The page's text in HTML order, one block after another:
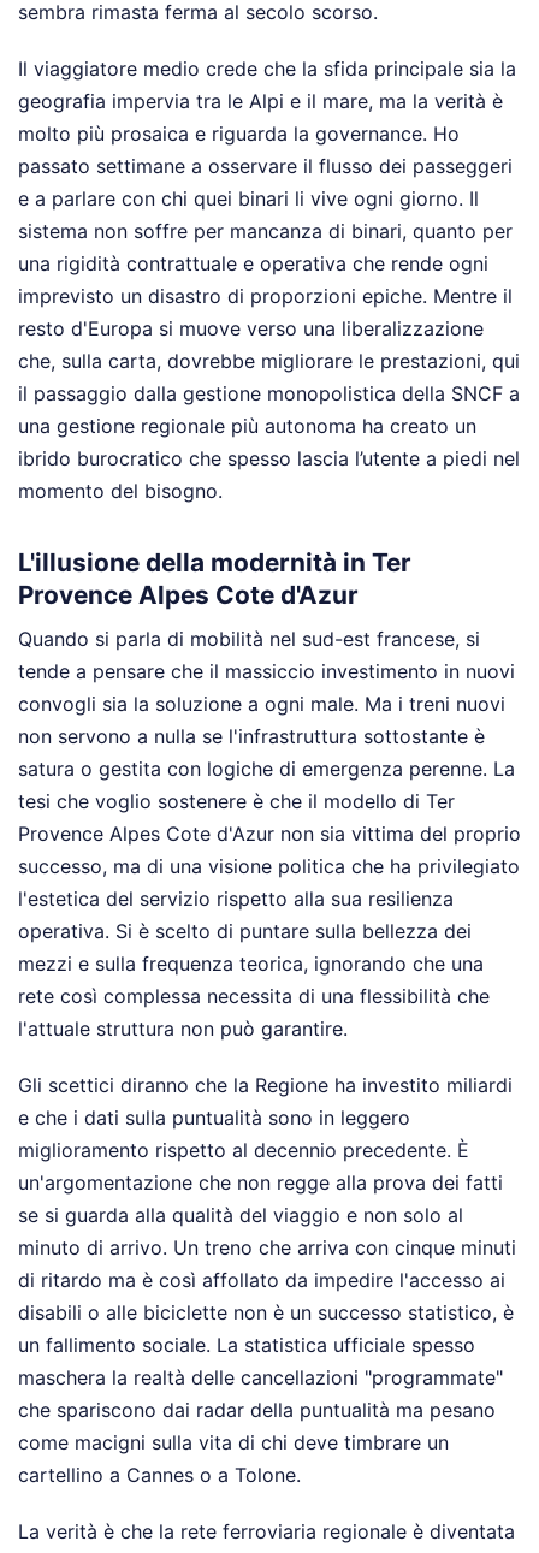
sembra rimasta ferma al secolo scorso.
Il viaggiatore medio crede che la sfida principale sia la
geografia impervia tra le Alpi e il mare, ma la verità è
molto più prosaica e riguarda la governance. Ho
passato settimane a osservare il flusso dei passeggeri
e a parlare con chi quei binari li vive ogni giorno. Il
sistema non soffre per mancanza di binari, quanto per
una rigidità contrattuale e operativa che rende ogni
imprevisto un disastro di proporzioni epiche. Mentre il
resto d'Europa si muove verso una liberalizzazione
che, sulla carta, dovrebbe migliorare le prestazioni, qui
il passaggio dalla gestione monopolistica della SNCF a
una gestione regionale più autonoma ha creato un
ibrido burocratico che spesso lascia l’utente a piedi nel
momento del bisogno.
L'illusione della modernità in Ter
Provence Alpes Cote d'Azur
Quando si parla di mobilità nel sud-est francese, si
tende a pensare che il massiccio investimento in nuovi
convogli sia la soluzione a ogni male. Ma i treni nuovi
non servono a nulla se l'infrastruttura sottostante è
satura o gestita con logiche di emergenza perenne. La
tesi che voglio sostenere è che il modello di Ter
Provence Alpes Cote d'Azur non sia vittima del proprio
successo, ma di una visione politica che ha privilegiato
l'estetica del servizio rispetto alla sua resilienza
operativa. Si è scelto di puntare sulla bellezza dei
mezzi e sulla frequenza teorica, ignorando che una
rete così complessa necessita di una flessibilità che
l'attuale struttura non può garantire.
Gli scettici diranno che la Regione ha investito miliardi
e che i dati sulla puntualità sono in leggero
miglioramento rispetto al decennio precedente. È
un'argomentazione che non regge alla prova dei fatti
se si guarda alla qualità del viaggio e non solo al
minuto di arrivo. Un treno che arriva con cinque minuti
di ritardo ma è così affollato da impedire l'accesso ai
disabili o alle biciclette non è un successo statistico, è
un fallimento sociale. La statistica ufficiale spesso
maschera la realtà delle cancellazioni "programmate"
che spariscono dai radar della puntualità ma pesano
come macigni sulla vita di chi deve timbrare un
cartellino a Cannes o a Tolone.
La verità è che la rete ferroviaria regionale è diventata